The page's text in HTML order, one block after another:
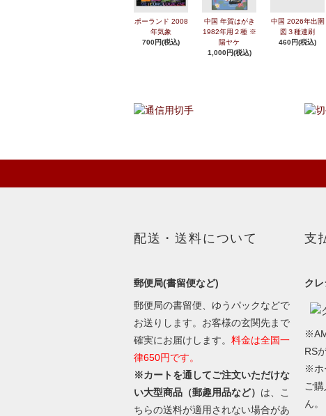
ポーランド 2008
年気象
700円(税込)
中国 年賀はがき
1982年用２種 ※
陽ヤケ
1,000円(税込)
中国 2026年出圉
図３種連刷
460円(税込)
配送・送料について
郵便局(書留便など)
郵便局の書留便、ゆうパックなどで
お送りします。お客様の玄関先まで
確実にお届けします。 料金は全国一
律650円です。
※カートを通してご注文いただけな
い大型商品（郵趣用品など） は、こ
ちらの送料が適用されない場合があ
支
ク
RS
※ホ
ご
ん。